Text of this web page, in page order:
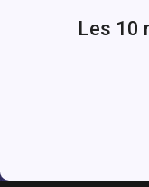
Les 10